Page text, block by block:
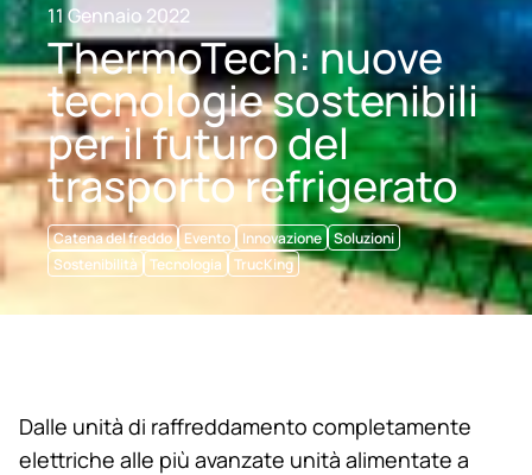
11 Gennaio 2022
ThermoTech: nuove
tecnologie sostenibili
per il futuro del
trasporto refrigerato
Catena del freddo Evento Innovazione Soluzioni
Sostenibilità
Tecnologia TrucKing
Dalle unità di raffreddamento completamente
elettriche alle più avanzate unità alimentate a